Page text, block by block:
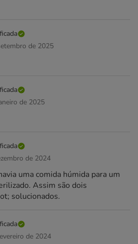
de 2025
de 2025
de 2024
uma comida húmida para um
Assim são dois
solucionados.
de 2024